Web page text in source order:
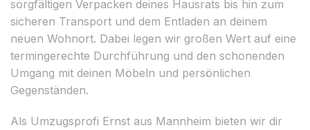
sorgfältigen Verpacken deines Hausrats bis hin zum
sicheren Transport und dem Entladen an deinem
neuen Wohnort. Dabei legen wir großen Wert auf eine
termingerechte Durchführung und den schonenden
Umgang mit deinen Möbeln und persönlichen
Gegenständen.
Als Umzugsprofi Ernst aus Mannheim bieten wir dir